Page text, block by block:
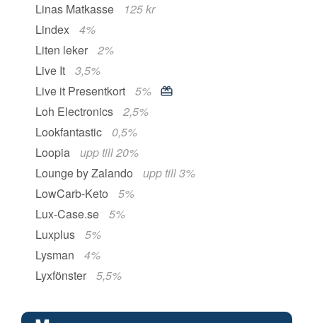
Linas Matkasse
125 kr
Lindex
4%
Liten leker
2%
Live It
3,5%
Live it Presentkort
5%
Loh Electronics
2,5%
Lookfantastic
0,5%
Loopia
upp till 20%
Lounge by Zalando
upp till 3%
LowCarb-Keto
5%
Lux-Case.se
5%
Luxplus
5%
Lysman
4%
Lyxfönster
5,5%